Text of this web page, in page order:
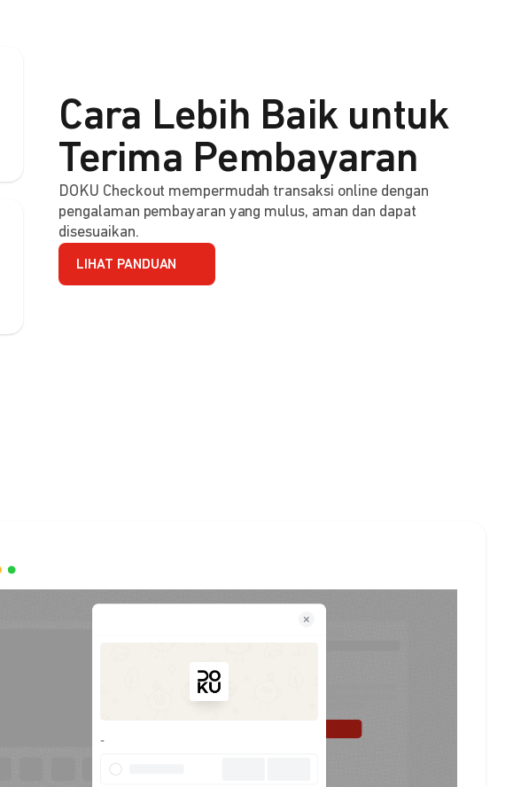
Cara Lebih Baik untuk
Terima Pembayaran
DOKU Checkout mempermudah transaksi online dengan
pengalaman pembayaran yang mulus, aman dan dapat
disesuaikan.
LIHAT PANDUAN